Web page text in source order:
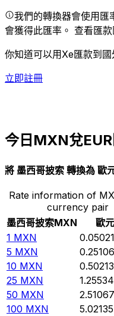
我們的轉換器會使用匯
會獲得此匯率。 查看匯款
你知道可以用Xe匯款到國
立即註冊
今日MXN兌
將 墨西哥披索 轉換為 歐
Rate information of
currency pair
墨西哥披索MXN 歐元
1 MXN
5 MXN
10 MXN
25 MXN 1.25534
50 MXN 2.51067
100 MXN 5.02135